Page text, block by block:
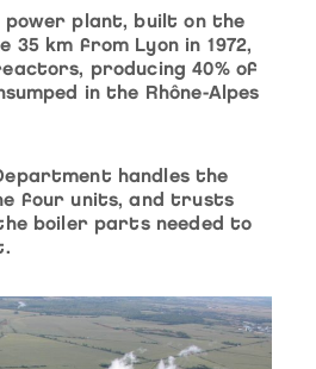
power plant, built on the
35 km from Lyon in 1972,
producing 40% of
in the Rhône-Alpes
handles the
four units, and trusts
boiler parts needed to